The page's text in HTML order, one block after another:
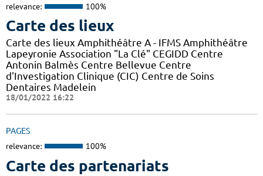
relevance: 100%
Carte des lieux
Carte des lieux Amphithéâtre A - IFMS Amphithéâtre
Lapeyronie Association "La Clé" CEGIDD Centre
Antonin Balmès Centre Bellevue Centre
d'Investigation Clinique (CIC) Centre de Soins
Dentaires Madelein
18/01/2022 16:22
PAGES
relevance: 100%
Carte des partenariats